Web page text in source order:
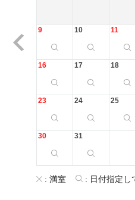
9 10 11
16 17 18
23 24 25
30 31
: 満室 : 日付指定し